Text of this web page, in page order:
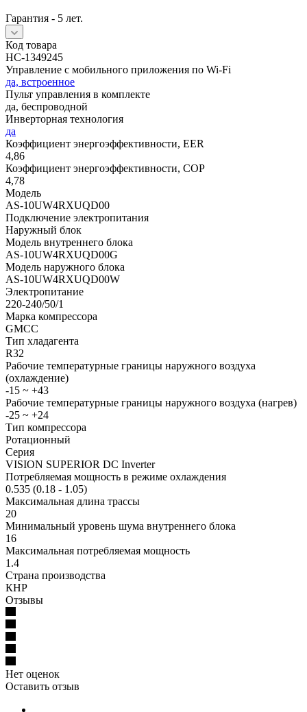
Гарантия - 5 лет.
Код товара
НС-1349245
Управление c мобильного приложения по Wi-Fi
да, встроенное
Пульт управления в комплекте
да, беспроводной
Инверторная технология
да
Коэффициент энергоэффективности, EER
4,86
Коэффициент энергоэффективности, COP
4,78
Модель
AS-10UW4RXUQD00
Подключение электропитания
Наружный блок
Модель внутреннего блока
AS-10UW4RXUQD00G
Модель наружного блока
AS-10UW4RXUQD00W
Электропитание
220-240/50/1
Марка компрессора
GMCC
Тип хладагента
R32
Рабочие температурные границы наружного воздуха
(охлаждение)
-15 ~ +43
Рабочие температурные границы наружного воздуха (нагрев)
-25 ~ +24
Тип компрессора
Ротационный
Серия
VISION SUPERIOR DC Inverter
Потребляемая мощность в режиме охлаждения
0.535 (0.18 - 1.05)
Максимальная длина трассы
20
Минимальный уровень шума внутреннего блока
16
Максимальная потребляемая мощность
1.4
Страна производства
КНР
Отзывы
Нет оценок
Оставить отзыв